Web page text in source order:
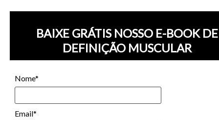
BAIXE GRÁTIS NOSSO E-BOOK DE
DEFINIÇÃO MUSCULAR
Nome*
Email*